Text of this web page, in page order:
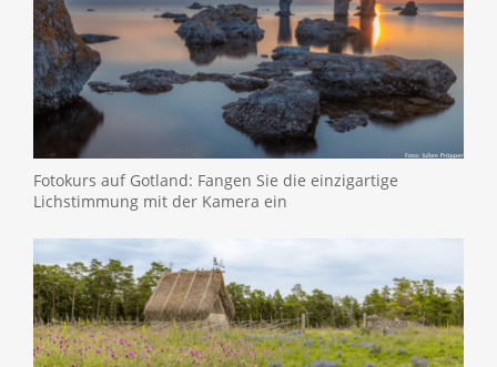
Fotokurs auf Gotland: Fangen Sie die einzigartige
Lichstimmung mit der Kamera ein